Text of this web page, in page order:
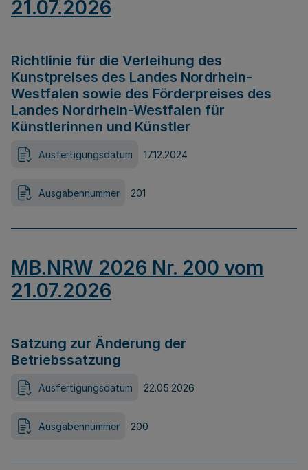
21.07.2026
Richtlinie für die Verleihung des
Kunstpreises des Landes Nordrhein-
Westfalen sowie des Förderpreises des
Landes Nordrhein-Westfalen für
Künstlerinnen und Künstler
Ausfertigungsdatum 17.12.2024
Ausgabennummer 201
MB.NRW 2026 Nr. 200 vom
21.07.2026
Satzung zur Änderung der
Betriebssatzung
Ausfertigungsdatum 22.05.2026
Ausgabennummer 200